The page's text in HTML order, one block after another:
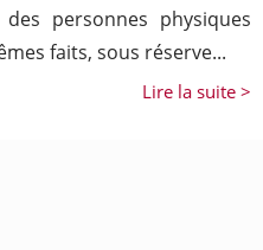
personnes physiques
faits, sous réserve...
Lire la suite >